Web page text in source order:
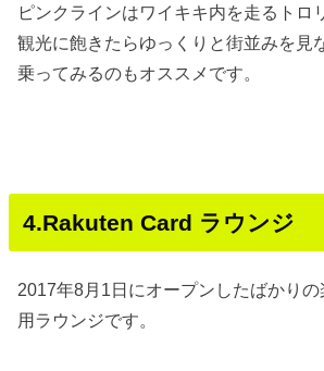
ピンクラインはワイキキ内を走るトロ
観光に飽きたらゆっくりと街並みを見
乗ってみるのもオススメです。
4.Rakuten Card ラウンジ
2017年8月1日にオープンしたばかり
用ラウンジです。